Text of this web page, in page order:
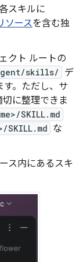
スキルに
ソースを含む独
クト ルートの
skills/
デ
す。ただし、サ
に整理できま
SKILL.md
な
ス内にあるスキ